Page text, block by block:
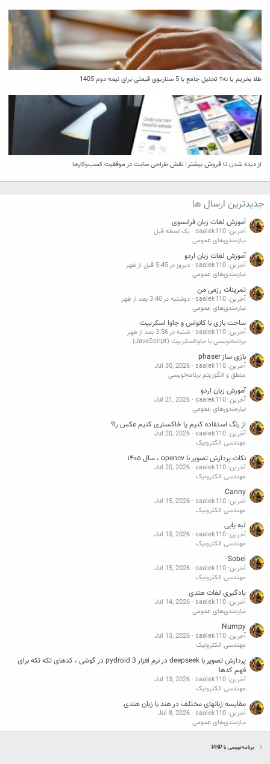
طلا بخریم یا نه؟ تحلیل جامع با 5 سناریوی قیمتی برای نیمه دوم 1405
از دیده شدن تا فروش بیشتر؛ نقش طراحی سایت در موفقیت کسب‌وکارها
جدیدترین ارسال ها
آموزش لغات زبان فرانسوی
آخرین: saalek110
یک لحظه قبل
نیازمندی‌های عمومی
آموزش لغات زبان اردو
آخرین: saalek110
دیروز در 5:45 قبل از ظهر
نیازمندی‌های عمومی
تمرینات رزمی من
آخرین: saalek110
دوشنبه در 3:40 بعد از ظهر
نیازمندی‌های عمومی
ساخت بازی با کانواس و جاوا اسکریپت
آخرین: saalek110
شنبه در 3:56 بعد از ظهر
برنامه‌نویسی با جاوااسکریپت (JavaScript)
بازی ساز phaser
آخرین: saalek110
Jul 30, 2026
منطق و الگوریتم برنامه‌نویسی
آموزش زبان اردو
آخرین: saalek110
Jul 21, 2026
نیازمندی‌های عمومی
از رنگ استفاده کنیم یا خاکستری کنیم عکس را؟
آخرین: saalek110
Jul 20, 2026
مهندسی الکترونیک
نکات پردازش تصویر با opencv ، سال ۱۴۰۵
آخرین: saalek110
Jul 20, 2026
مهندسی الکترونیک
Canny
آخرین: saalek110
Jul 15, 2026
مهندسی الکترونیک
لبه یابی
آخرین: saalek110
Jul 15, 2026
مهندسی الکترونیک
Sobel
آخرین: saalek110
Jul 15, 2026
مهندسی الکترونیک
یادگیری لغات هندی
آخرین: saalek110
Jul 14, 2026
نیازمندی‌های عمومی
Numpy
آخرین: saalek110
Jul 13, 2026
مهندسی الکترونیک
پردازش تصویر با deepseek در نرم افزار pydroid 3 در گوشی ، کدهای تکه تکه برای
فهم کدها
آخرین: saalek110
Jul 13, 2026
مهندسی الکترونیک
مقایسه زبانهای مختلف در هند با زبان هندی
آخرین: saalek110
Jul 8, 2026
نیازمندی‌های عمومی
برنامه‌نویسی با PHP